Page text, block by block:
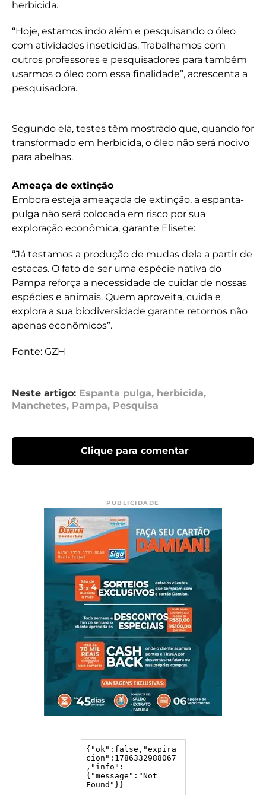
herbicida.
“Hoje, estamos indo além e pesquisando o óleo
com atividades inseticidas. Trabalhamos com
outros professores e pesquisadores para também
usarmos o óleo com essa finalidade”, acrescenta a
pesquisadora.
Segundo ela, testes têm mostrado que, quando for
transformado em herbicida, o óleo não será nocivo
para abelhas.
Ameaça de extinção
Embora esteja ameaçada de extinção, a espanta-
pulga não será colocada em risco por sua
exploração econômica, garante Elisete:
“Já testamos a produção de mudas dela a partir de
estacas. O fato de ser uma espécie nativa do
Pampa reforça a necessidade de cuidar de nossas
espécies e animais. Quem aproveita, cuida e
explora a sua biodiversidade garante retornos não
apenas econômicos”.
Fonte: GZH
Neste artigo: Espanta pulga, herbicida,
Manchetes, Pampa, Pesquisa
Clique para comentar
PUBLICIDADE